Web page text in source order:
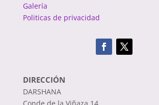
Galería
Politicas de privacidad
DIRECCIÓN
DARSHANA
Conde de la Viñaza 14,